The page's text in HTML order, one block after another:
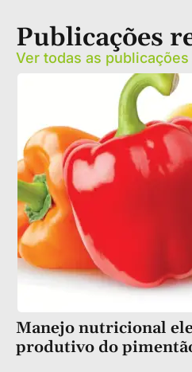
Publicações
Ver todas as publicações
Manejo nutricional
produtivo do